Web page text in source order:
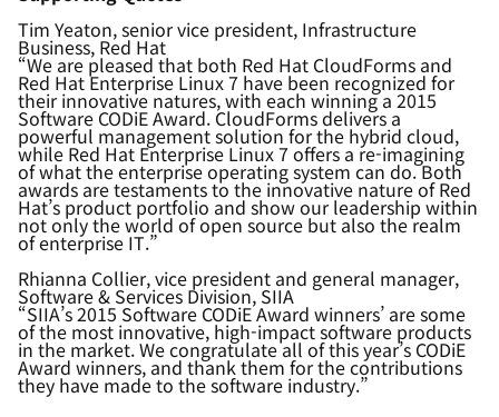
Tim Yeaton,senior vice president, Infrastructure
Business,Red Hat
“We are pleased that both Red Hat CloudForms and
Red Hat Enterprise Linux 7 have been recognized for
their innovative natures, with each winning a 2015
Software CODiE Award. CloudForms delivers a
powerful management solution for the hybrid cloud,
while Red Hat Enterprise Linux 7 offers a re-imagining
of what the enterprise operating system can do. Both
awards are testaments to the innovative nature of Red
Hat’s product portfolio and show our leadership within
not only the world of open source but also the realm
of enterprise IT.”
Rhianna Collier, vice president and general manager,
Software & Services Division, SIIA
“SIIA’s 2015 Software CODiE Award winners’ are some
of the most innovative, high-impact software products
in the market. We congratulate all of this year’s CODiE
Award winners, and thank them for the contributions
they have made to the software industry.”